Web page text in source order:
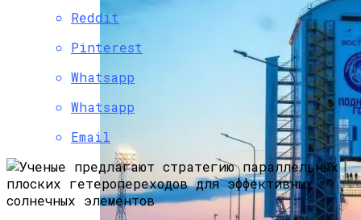
Reddit
Pinterest
Whatsapp
Whatsapp
Email